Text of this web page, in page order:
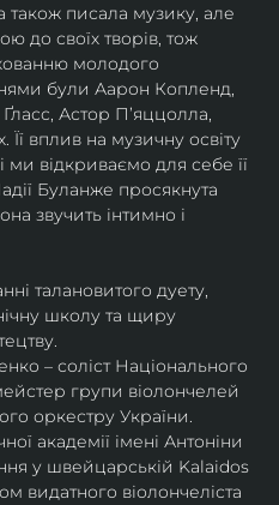
також писала музику, але
до своїх творів, тож
молодого
були Аарон Копленд,
Астор П’яццолла,
Її вплив на музичну освіту
відкриваємо для себе її
Буланже просякнута
звучить інтимно і
талановитого дуету,
школу та щиру
– соліст Національного
групи віолончелей
оркестру України.
академії імені Антоніни
у швейцарській Kalaidos
видатного віолончеліста